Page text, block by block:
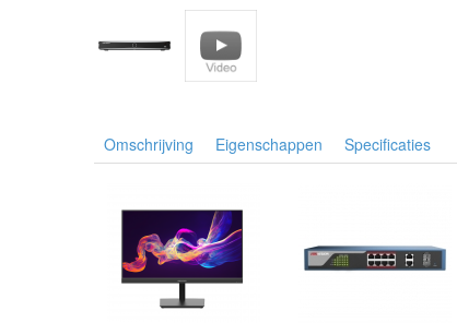
Omschrijving Eigenschappen Specificaties